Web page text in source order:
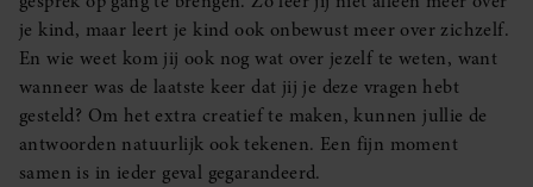
je kind, maar leert je kind ook onbewust meer over zichzelf.
En wie weet kom jij ook nog wat over jezelf te weten, want
wanneer was de laatste keer dat jij je deze vragen hebt
gesteld? Om het extra creatief te maken, kunnen jullie de
antwoorden natuurlijk ook tekenen. Een fijn moment
samen is in ieder geval gegarandeerd.